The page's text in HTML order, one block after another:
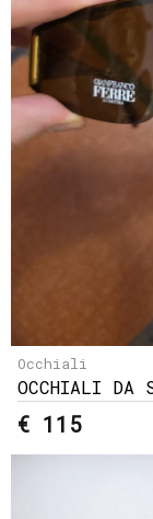
Occhiali
OCCHIALI DA
€ 115